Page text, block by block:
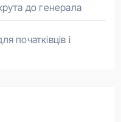
до генерала
початківців і